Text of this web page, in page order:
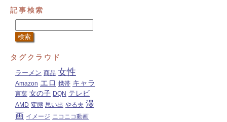
記事検索
タグクラウド
ラーメン 商品 女性
Amazon エロ 携帯 キャラ
言葉 女の子 DQN テレビ
AMD 変態 思い出 やる夫 漫
画 イメージ ニコニコ動画